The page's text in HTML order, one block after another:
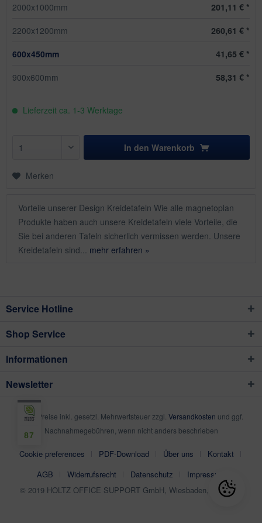
2000x1000mm
201,11 € *
2200x1200mm
260,61 € *
600x450mm
41,65 € *
900x600mm 58,31 € *
Lieferzeit ca. 1-3 Werktage
In den Warenkorb
Merken
Vorteile unserer Design Kreidetafeln Wie alle magnetoplan
Produkte haben auch unsere Kreidetafeln viele Vorteile, die
Sie bei anderen Tafeln sicherlich vermissen werden. Unsere
Kreidetafeln sind... mehr erfahren »
Service Hotline
Shop Service
Informationen
Newsletter
* Alle Preise inkl. gesetzl. Mehrwertsteuer zzgl. Versandkosten und ggf.
Nachnahmegebühren, wenn nicht anders beschrieben
Cookie preferences PDF-Download Über uns
Kontakt
AGB
Widerrufsrecht Datenschutz
Impressum
© 2019 HOLTZ OFFICE SUPPORT GmbH, Wiesbaden, Germany
87